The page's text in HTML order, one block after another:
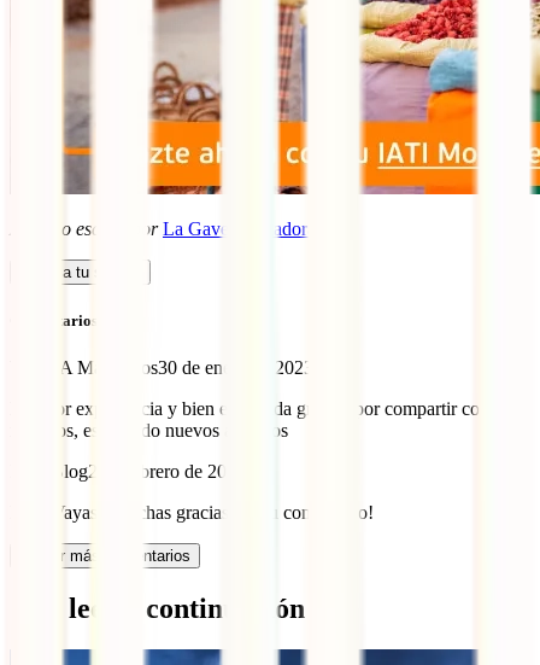
Artículo escrito por La Gaveta Voladora
Calcula tu seguro
Comentarios (2)
Vayas A Marruecos30 de enero de 2023
la mejor experiencia y bien explicada gracias por compartir con
nosotros, esperando nuevos articulos
IATI Blog2 de febrero de 2023
Hola Vayas, ¡muchas gracias por tu comentario!
Cargar más comentarios
Qué leer a continuación